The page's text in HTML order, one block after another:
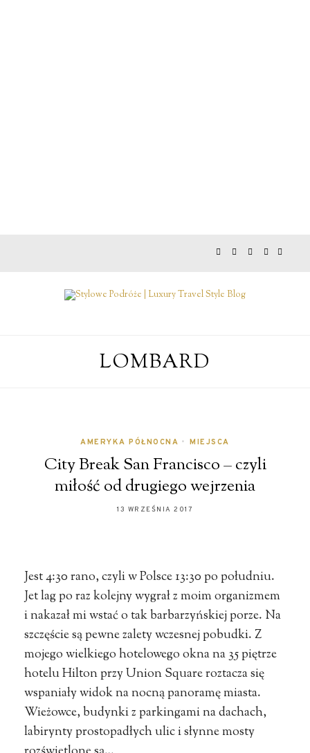
LOMBARD
AMERYKA PÓŁNOCNA • MIEJSCA
City Break San Francisco – czyli
miłość od drugiego wejrzenia
13 WRZEŚNIA 2017
Jest 4:30 rano, czyli w Polsce 13:30 po południu.
Jet lag po raz kolejny wygrał z moim organizmem
i nakazał mi wstać o tak barbarzyńskiej porze. Na
szczęście są pewne zalety wczesnej pobudki. Z
mojego wielkiego hotelowego okna na 35 piętrze
hotelu Hilton przy Union Square roztacza się
wspaniały widok na nocną panoramę miasta.
Wieżowce, budynki z parkingami na dachach,
labirynty prostopadłych ulic i słynne mosty